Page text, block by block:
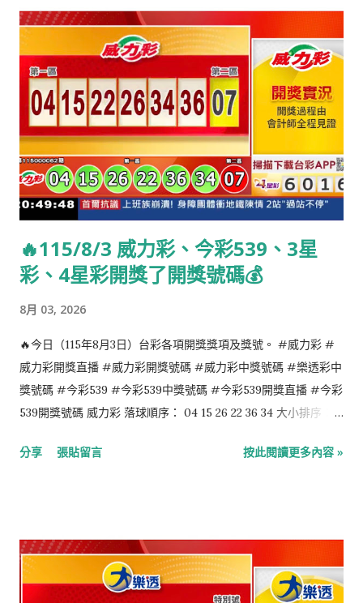
🔥115/8/3 威力彩、今彩539、3星
彩、4星彩開獎了開獎號碼💰
8月 03, 2026
🔥今日（115年8月3日）台彩各項開獎獎項及獎號。 #威力彩 #
威力彩開獎直播 #威力彩開獎號碼 #威力彩中獎號碼 #樂透彩中
獎號碼 #今彩539 #今彩539中獎號碼 #今彩539開獎直播 #今彩
539開獎號碼 威力彩 落球順序： 04 15 26 22 36 34 大小排序：
23 大小排序： 07 21 23 28 35 4星彩 6 0 1 6 3星彩 4 9 1
分享 張貼留言 按此閱讀更多內容 »